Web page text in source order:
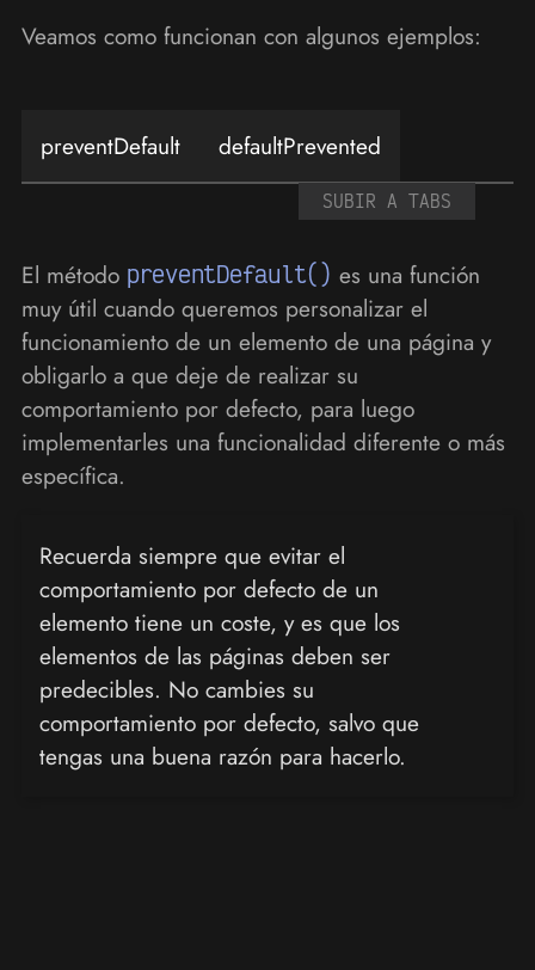
Veamos como funcionan con algunos ejemplos:
preventDefault defaultPrevented
SUBIR A TABS
El método preventDefault() es una función
muy útil cuando queremos personalizar el
funcionamiento de un elemento de una página y
obligarlo a que deje de realizar su
comportamiento por defecto, para luego
implementarles una funcionalidad diferente o más
específica.
Recuerda siempre que evitar el
comportamiento por defecto de un
elemento tiene un coste, y es que los
elementos de las páginas deben ser
predecibles. No cambies su
comportamiento por defecto, salvo que
tengas una buena razón para hacerlo.